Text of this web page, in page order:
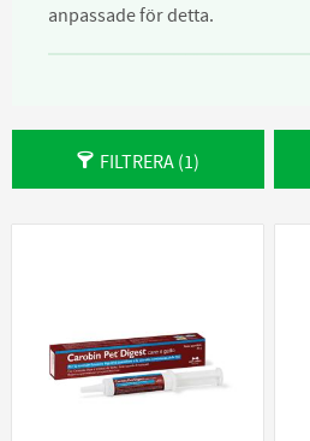
anpassade för detta.
FILTRERA 1